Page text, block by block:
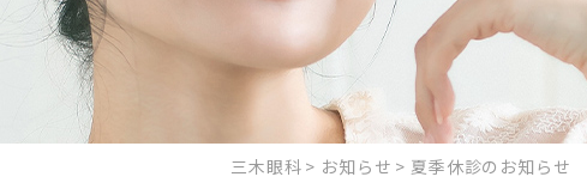
三木眼科 お知らせ 夏季休診のお知らせ